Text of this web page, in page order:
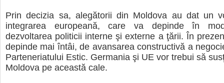
Prin decizia sa, alegătorii din Moldova au dat un
integrarea europeană, care va depinde în
dezvoltarea politicii interne şi externe a ţării. În
depinde mai întâi, de avansarea constructivă a
Parteneriatului Estic. Germania şi UE vor trebui să
Moldova pe această cale.